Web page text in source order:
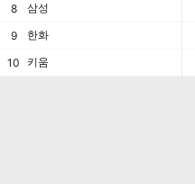
8 삼성
9 한화
10 키움